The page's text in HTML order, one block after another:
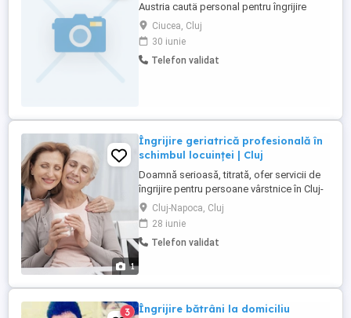
Austria cautä personal pentru îngrijire
bătrîni. Cerințe:limba germanä la nivel
mediu Salarul:2000 euro pe lună
+asigurarea +bani de transport. Nu avem
transport impus nu precepem comision.
Ciucea, Cluj
30 iunie
Telefon validat
1
Îngrijire geriatrică profesională în
schimbul locuinței | Cluj
Doamnă serioasă, titrată, ofer servicii de
îngrijire pentru persoane vârstnice în Cluj-
Napoca. Serviciile se oferă în schimbul
locuinței, exclusiv prin intermediul unui act
juridic standard si securizat. Ce includ
serviciile mele: Asistență și igienă: Ajutor
Cluj-Napoca, Cluj
28 iunie
Telefon validat
3 Îngrijire bătrâni la domiciliu